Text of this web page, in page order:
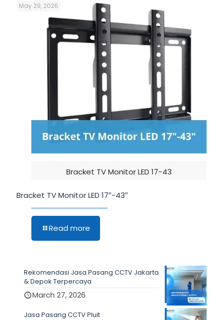
Bracket TV Monitor LED 17-43
May 29, 2026
Bracket TV Monitor LED 17″-43″
Read more
Rekomendasi Jasa Pasang CCTV Jakarta
& Depok Terpercaya
March 27, 2026
Jasa Pasang CCTV Pluit